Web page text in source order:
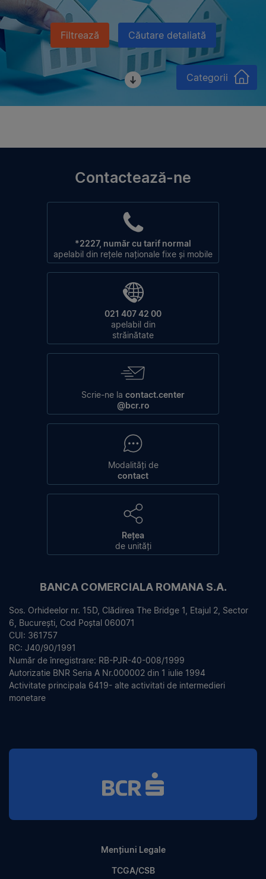
Filtrează Căutare detaliată
Categorii
Contactează-ne
*2227, număr cu tarif normal
apelabil din rețele naționale fixe și mobile
021 407 42 00
apelabil din
străinătate
Scrie-ne la contact.center
@bcr.ro
Modalități de
contact
Rețea
de unități
BANCA COMERCIALA ROMANA S.A.
Sos. Orhideelor nr. 15D, Clădirea The Bridge 1, Etajul 2, Sector
6, București, Cod Poștal 060071
CUI: 361757
RC: J40/90/1991
Număr de înregistrare: RB-PJR-40-008/1999
Autorizatie BNR Seria A Nr.000002 din 1 iulie 1994
Activitate principala 6419- alte activitati de intermedieri
monetare
Mențiuni Legale
TCGA/CSB